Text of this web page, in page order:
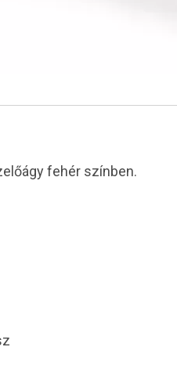
fehér színben.